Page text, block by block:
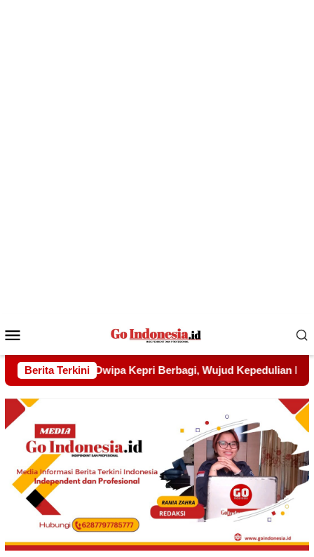
Mobile
Berita Terkinikepada Pondok Tahfidz Yatim dan Dhuafa Al-